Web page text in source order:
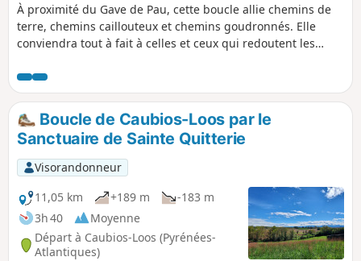
À proximité du Gave de Pau, cette boucle allie chemins de
terre, chemins caillouteux et chemins goudronnés. Elle
conviendra tout à fait à celles et ceux qui redoutent les
Boucle de Caubios-Loos par le
Sanctuaire de Sainte Quitterie
Visorandonneur
11,05 km
+189 m
-183 m
3h 40
Moyenne
Départ à Caubios-Loos (Pyrénées-
Atlantiques)